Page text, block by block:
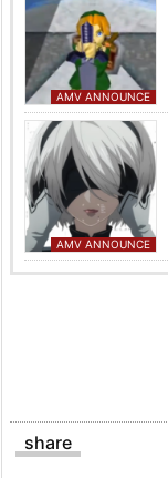
AMV ANNOUNCE
AMV ANNOUNCE
share